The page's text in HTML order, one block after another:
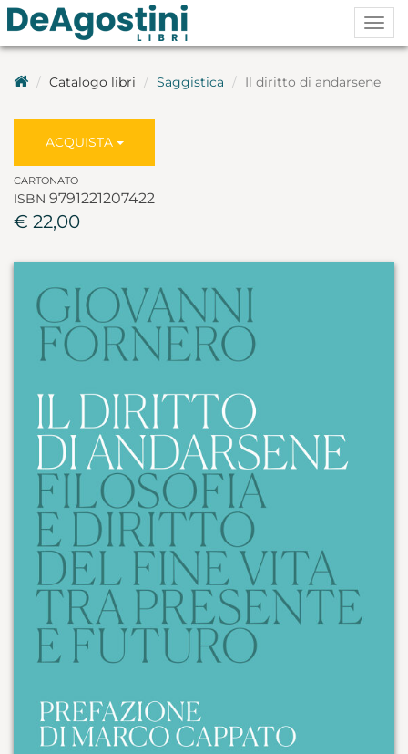
Catalogo libri Saggistica Il diritto di andarsene
ACQUISTA
CARTONATO
ISBN 9791221207422
€ 22,00